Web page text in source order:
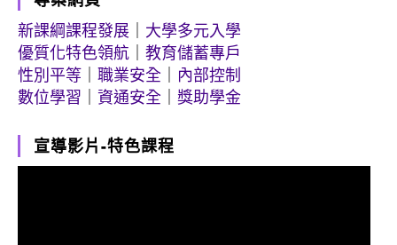
新課綱課程發展
大學多元入學
優質化特色領航
教育儲蓄專戶
性別平等
職業安全
內部控制
數位學習
資通安全 獎助學金
宣導影片-特色課程